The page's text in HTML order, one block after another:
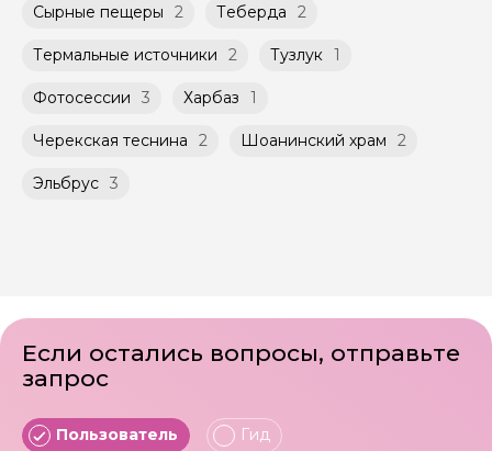
Сырные пещеры 2 Теберда 2
Термальные источники 2 Тузлук 1
Фотосессии 3 Харбаз 1
Черекская теснина 2 Шоанинский храм 2
Эльбрус 3
Если остались вопросы, отправьте
запрос
Пользователь Гид